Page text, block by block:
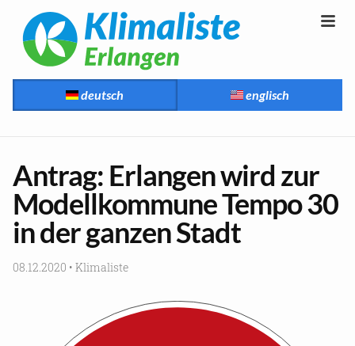
deutsch englisch
An­trag: Er­lan­gen wird zur
Mo­dell­kom­mu­ne Tempo 30
in der gan­zen Stadt
08.12.2020 • Kli­ma­lis­te